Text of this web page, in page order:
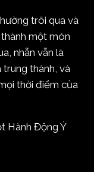
trôi qua và
một món
nhẫn vẫn là
thành, và
thời điểm của